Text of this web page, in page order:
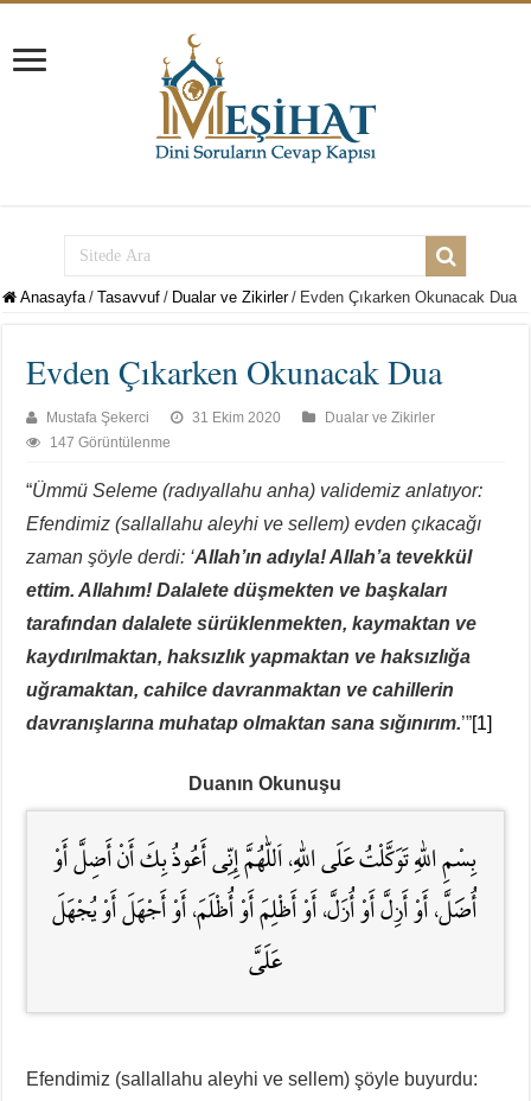
Anasayfa / Tasavvuf / Dualar ve Zikirler / Evden Çıkarken Okunacak Dua
Evden Çıkarken Okunacak Dua
Mustafa Şekerci 31 Ekim 2020
Dualar ve Zikirler
147 Görüntülenme
“Ümmü Seleme (radıyallahu anha) validemiz anlatıyor:
Efendimiz (sallallahu aleyhi ve sellem) evden çıkacağı
zaman şöyle derdi: ‘Allah’ın adıyla! Allah’a tevekkül
ettim. Allahım! Dalalete düşmekten ve başkaları
tarafından dalalete sürüklenmekten, kaymaktan ve
kaydırılmaktan, haksızlık yapmaktan ve haksızlığa
uğramaktan, cahilce davranmaktan ve cahillerin
davranışlarına muhatap olmaktan sana sığınırım.’”[1]
Duanın Okunuşu
بِسْمِ اللّٰهِ تَوَكَّلْتُ عَلَى اللّٰهِ، اَللّٰهُمَّ إِنِّي أَعُوذُ بِكَ أَنْ أَضِلَّ أَوْ
أُضَلَّ، أَوْ أَزِلَّ أَوْ أُزَلَّ، أَوْ أَظْلِمَ أَوْ أُظْلَمَ، أَوْ أَجْهَلَ أَوْ يُجْهَلَ
عَلَيَّ
Efendimiz (sallallahu aleyhi ve sellem) şöyle buyurdu: